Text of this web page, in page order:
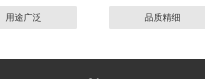
用途广泛 品质精细